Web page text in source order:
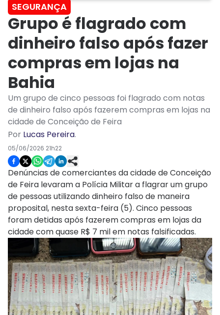
SEGURANÇA
Grupo é flagrado com
dinheiro falso após fazer
compras em lojas na
Bahia
Um grupo de cinco pessoas foi flagrado com notas
de dinheiro falso após fazerem compras em lojas na
cidade de Conceição de Feira
Por Lucas Pereira.
05/06/2026 21h22
Denúncias de comerciantes da cidade de Conceição
de Feira levaram a Polícia Militar a flagrar um grupo
de pessoas utilizando dinheiro falso de maneira
proposital, nesta sexta-feira (5). Cinco pessoas
foram detidas após fazerem compras em lojas da
cidade com quase R$ 7 mil em notas falsificadas.